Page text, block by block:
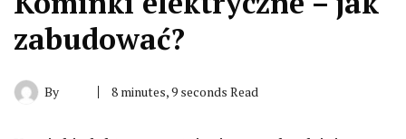
zabudować?
By 8 minutes, 9 seconds Read